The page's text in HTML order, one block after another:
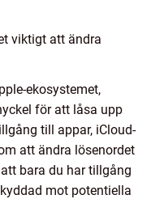
viktigt att ändra
ekosystemet,
för att låsa upp
till appar, iCloud-
att ändra lösenordet
bara du har tillgång
mot potentiella